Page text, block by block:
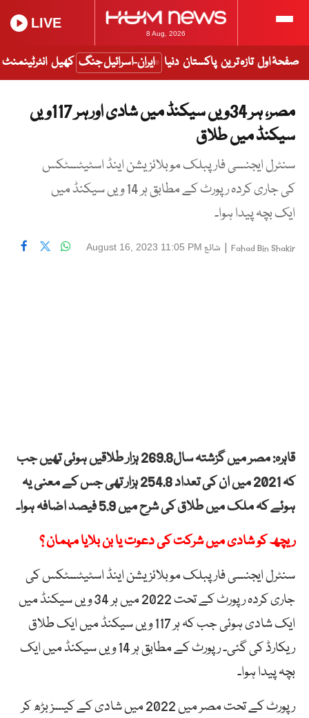
8 Aug, 2026
LIVE
صفحۂ اول تازہ ترین پاکستان دنیا ایران-اسرائیل جنگ کھیل انٹرٹینمنٹ
مصر، ہر 34ویں سیکنڈ میں شادی اور ہر 117ویں
سیکنڈ میں طلاق
سنٹرل ایجنسی فار پبلک موبلائزیشن اینڈ اسٹیٹسٹکس
کی جاری کردہ رپورٹ کے مطابق ہر 14 ویں سیکنڈ میں
ایک بچہ پیدا ہوا۔
Fahad Bin Shakir
| شائع August 16, 2023 11:05 PM
قاہرہ: مصر میں گزشتہ سال269.8 ہزار طلاقیں ہوئی تھیں جب
کہ 2021 میں ان کی تعداد 254.8 ہزار تھی جس کے معنی یہ
ہوئے کہ ملک میں طلاق کی شرح میں 5.9 فیصد اضافہ ہوا۔
ریچھ کو شادی میں شرکت کی دعوت یا بن بلایا مہمان ؟
سنٹرل ایجنسی فار پبلک موبلائزیشن اینڈ اسٹیٹسٹکس کی
جاری کردہ رپورٹ کے تحت 2022 میں ہر 34 ویں سیکنڈ میں
ایک شادی ہوئی جب کہ ہر 117 ویں سیکنڈ میں ایک طلاق
ریکارڈ کی گئی۔ رپورٹ کے مطابق ہر 14 ویں سیکنڈ میں ایک
بچہ پیدا ہوا۔
رپورٹ کے تحت مصر میں 2022 میں شادی کے کیسز بڑھ کر